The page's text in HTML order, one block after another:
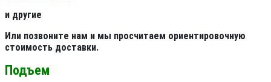
и другие
Или позвоните нам и мы просчитаем ориентировочную
стоимость доставки.
Подъем